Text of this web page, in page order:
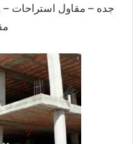
جده – مقاول استراحات –